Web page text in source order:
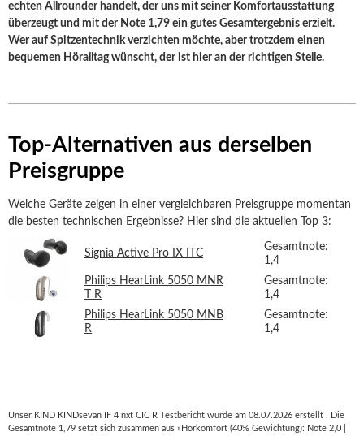
echten Allrounder handelt, der uns mit seiner Komfortausstattung
überzeugt und mit der Note 1,79 ein gutes Gesamtergebnis erzielt.
Wer auf Spitzentechnik verzichten möchte, aber trotzdem einen
bequemen Höralltag wünscht, der ist hier an der richtigen Stelle.
Top-Alternativen aus derselben
Preisgruppe
Welche Geräte zeigen in einer vergleichbaren Preisgruppe momentan
die besten technischen Ergebnisse? Hier sind die aktuellen Top 3:
Signia Active Pro IX ITC
Gesamtnote:
1,4
Philips HearLink 5050 MNR
T R
Gesamtnote:
1,4
Philips HearLink 5050 MNB
R
Gesamtnote:
1,4
Unser KIND KINDsevan IF 4 nxt CIC R Testbericht wurde am 08.07.2026 erstellt . Die
Gesamtnote 1,79 setzt sich zusammen aus »Hörkomfort (40% Gewichtung): Note 2,0 |